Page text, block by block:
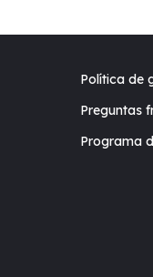
Política de
Preguntas
Programa